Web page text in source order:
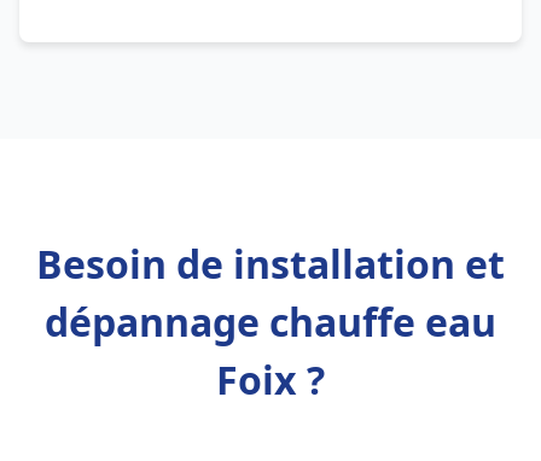
Besoin de installation et
dépannage chauffe eau
Foix ?